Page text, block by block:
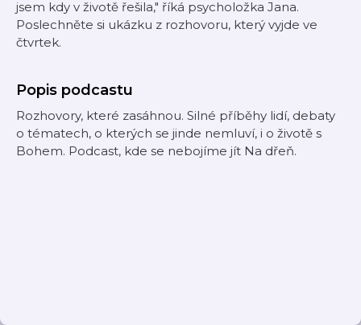
jsem kdy v životě řešila," říká psycholožka Jana.
Poslechněte si ukázku z rozhovoru, který vyjde ve
čtvrtek.
Popis podcastu
Rozhovory, které zasáhnou. Silné příběhy lidí, debaty
o tématech, o kterých se jinde nemluví, i o životě s
Bohem. Podcast, kde se nebojíme jít Na dřeň.